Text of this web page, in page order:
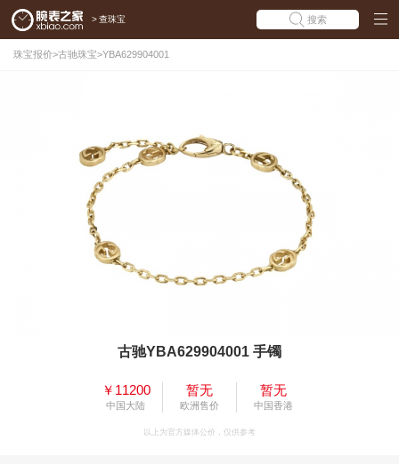
> 查珠宝 搜索
珠宝报价>古驰珠宝>YBA629904001
古驰YBA629904001 手镯
￥11200
中国大陆
暂无
欧洲售价
暂无
中国香港
以上为官方媒体公价，仅供参考